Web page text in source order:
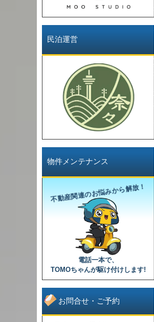
民泊運営
物件メンテナンス
不動産関連のお悩みから解放！
電話一本で、
TOMOちゃんが駆け付けします!
お問合せ・ご予約